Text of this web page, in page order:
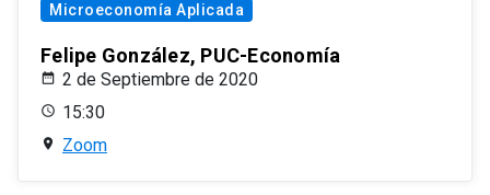
Microeconomía Aplicada
Felipe González, PUC-Economía
2 de Septiembre de 2020
15:30
Zoom